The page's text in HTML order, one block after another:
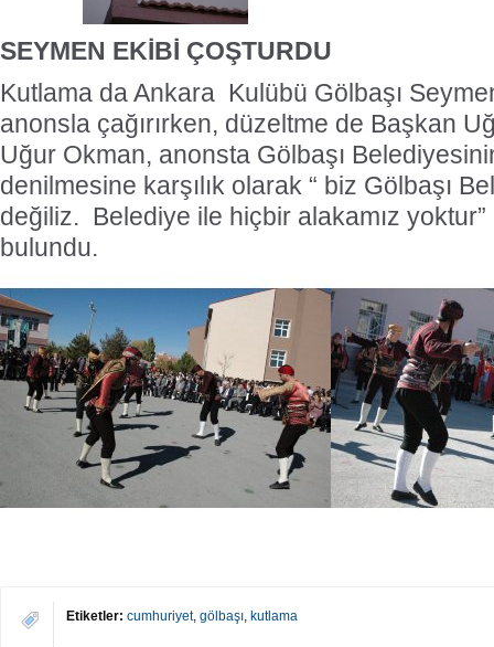
SEYMEN EKİBİ ÇOŞTURDU
Kutlama da Ankara Kulübü Gölbaşı
anonsla çağırırken, düzeltme de Başkan
Uğur Okman, anonsta Gölbaşı
denilmesine karşılık olarak “ biz Gölbaşı
değiliz. Belediye ile hiçbir alakamız yoktur”
bulundu.
Etiketler: cumhuriyet, gölbaşı kutlama